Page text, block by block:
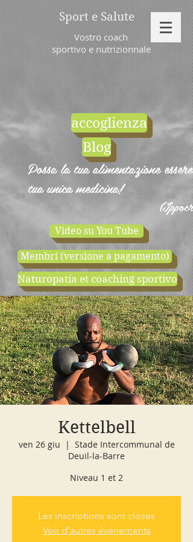
Sport e Salute
Vostro coach
sportivo e nutrizionnale
accoglienza
Blog
Possa la tua alimentazione essere
tua unica medicina!
Video su You Tube
Membri (versione a pagamento)
Naturopatia et coaching sportivo
cours d'essai negozio
Kettelbell
ven 26 giu
  |
Stade Intercommunal de
Deuil-la-Barre
Niveau 1 et 2
Les inscriptions sont closes
Voir d'autres événements